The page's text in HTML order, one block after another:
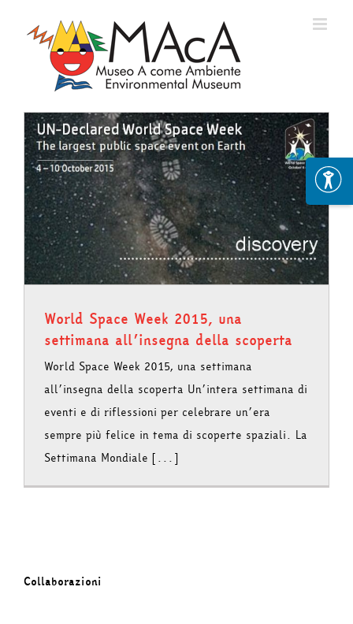
World Space Week 2015, una
settimana all’insegna della scoperta
World Space Week 2015, una settimana
all’insegna della scoperta Un’intera settimana di
eventi e di riflessioni per celebrare un’era
sempre più felice in tema di scoperte spaziali. La
Settimana Mondiale [...]
Collaborazioni